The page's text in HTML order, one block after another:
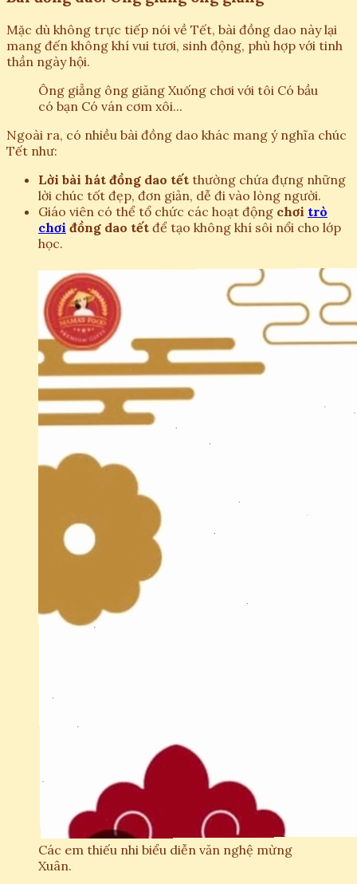
Mặc dù không trực tiếp nói về Tết, bài đồng dao này lại
mang đến không khí vui tươi, sinh động, phù hợp với tinh
thần ngày hội.
Ông giẳng ông giăng Xuống chơi với tôi Có bầu
có bạn Có ván cơm xôi...
Ngoài ra, có nhiều bài đồng dao khác mang ý nghĩa chúc
Tết như:
Lời bài hát đồng dao tết thường chứa đựng những
lời chúc tốt đẹp, đơn giản, dễ đi vào lòng người.
Giáo viên có thể tổ chức các hoạt động chơi trò
chơi đồng dao tết để tạo không khí sôi nổi cho lớp
học.
Các em thiếu nhi biểu diễn văn nghệ mừng
Xuân.